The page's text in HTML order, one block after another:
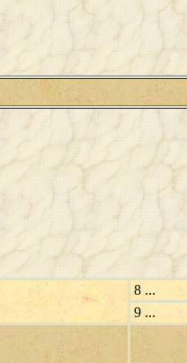
8 ...
9 ...